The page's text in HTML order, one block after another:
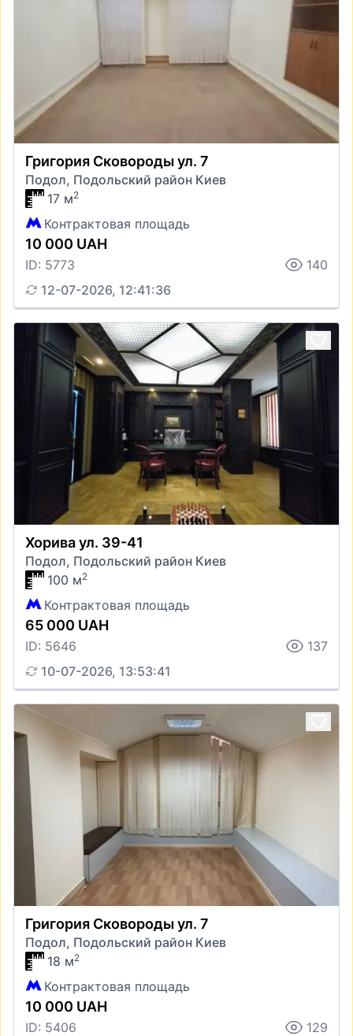
Григория Сковороды ул. 7
Подол, Подольский район Киев
17 м2
Контрактовая площадь
10 000 UAH
ID: 5773
140
12-07-2026, 12:41:36
Хорива ул. 39-41
Подол, Подольский район Киев
100 м2
Контрактовая площадь
65 000 UAH
ID: 5646
137
10-07-2026, 13:53:41
Григория Сковороды ул. 7
Подол, Подольский район Киев
18 м2
Контрактовая площадь
10 000 UAH
ID: 5406
129